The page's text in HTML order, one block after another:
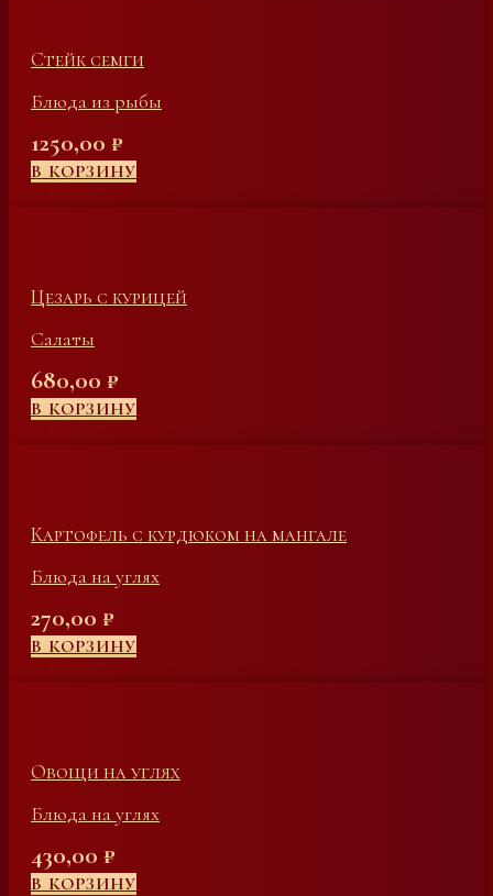
Стейк семги
Блюда из рыбы
1250,00 ₽
В КОРЗИНУ
Цезарь с курицей
Салаты
680,00 ₽
В КОРЗИНУ
Картофель с курдюком на мангале
Блюда на углях
270,00 ₽
В КОРЗИНУ
Овощи на углях
Блюда на углях
430,00 ₽
В КОРЗИНУ